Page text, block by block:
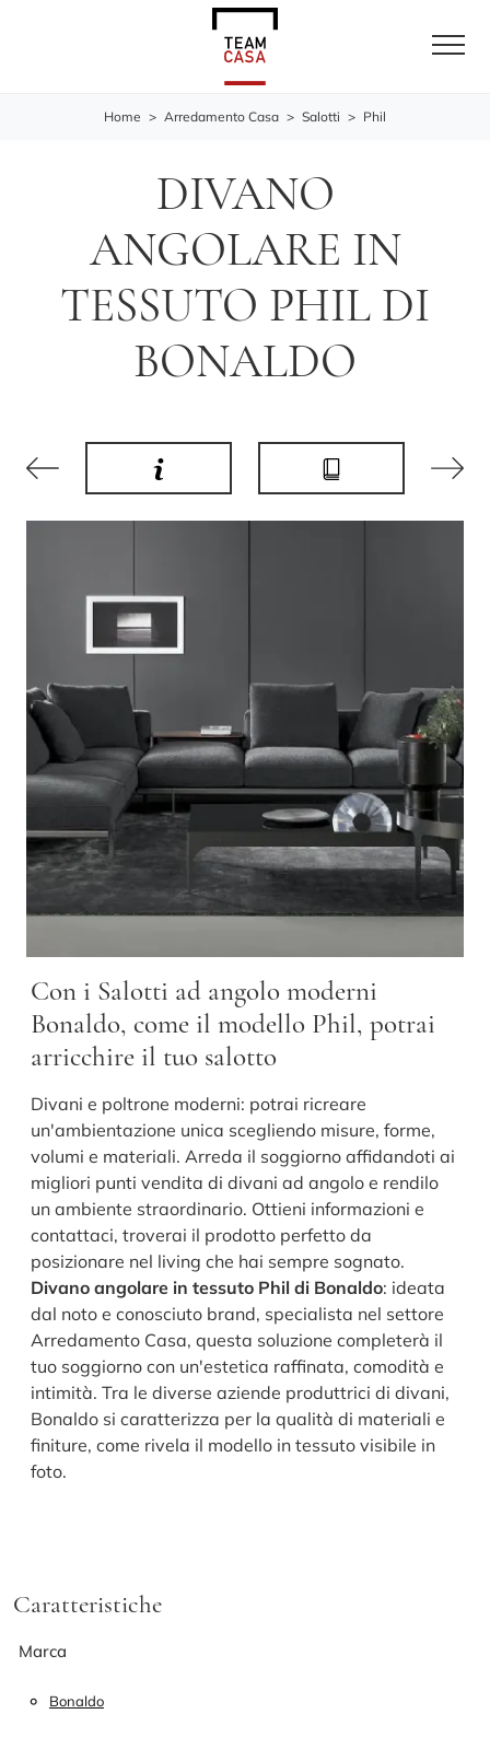
Home > Arredamento Casa > Salotti > Phil
DIVANO
ANGOLARE IN
TESSUTO PHIL DI
BONALDO
Con i Salotti ad angolo moderni
Bonaldo, come il modello Phil, potrai
arricchire il tuo salotto
Divani e poltrone moderni: potrai ricreare
un'ambientazione unica scegliendo misure, forme,
volumi e materiali. Arreda il soggiorno affidandoti ai
migliori punti vendita di divani ad angolo e rendilo
un ambiente straordinario. Ottieni informazioni e
contattaci, troverai il prodotto perfetto da
posizionare nel living che hai sempre sognato.
Divano angolare in tessuto Phil di Bonaldo: ideata
dal noto e conosciuto brand, specialista nel settore
Arredamento Casa, questa soluzione completerà il
tuo soggiorno con un'estetica raffinata, comodità e
intimità. Tra le diverse aziende produttrici di divani,
Bonaldo si caratterizza per la qualità di materiali e
finiture, come rivela il modello in tessuto visibile in
foto.
Caratteristiche
Marca
Bonaldo